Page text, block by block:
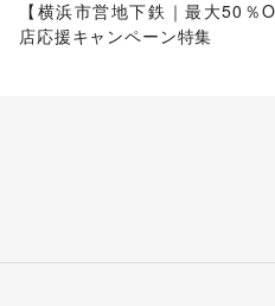
【横浜市営地下鉄｜最大50％
店応援キャンペーン特集